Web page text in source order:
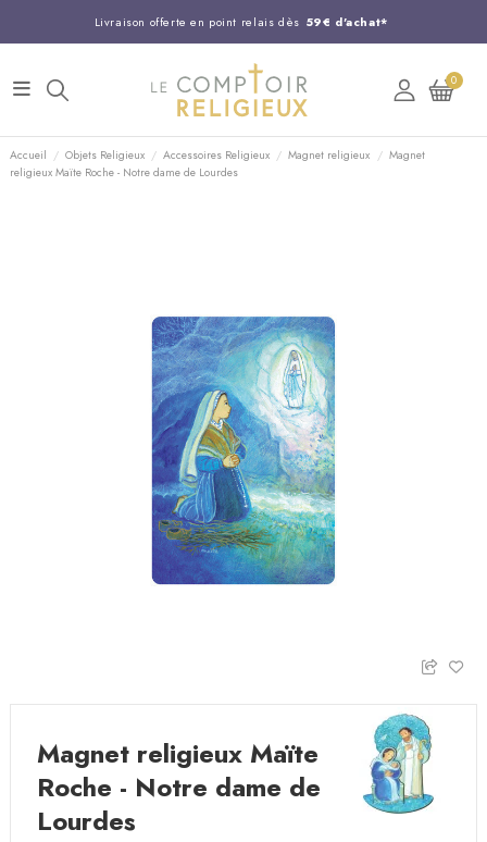
Livraison offerte en point relais dès 59€ d'achat*
Entreprise Française familiale
Support client disponible au 03 20 24 74 15
Commandez avant 14H, expédition le jour même !
0
Accueil Objets Religieux Accessoires Religieux Magnet religieux
Magnet
religieux Maïte Roche - Notre dame de Lourdes
Magnet religieux Maïte
Roche - Notre dame de
Lourdes